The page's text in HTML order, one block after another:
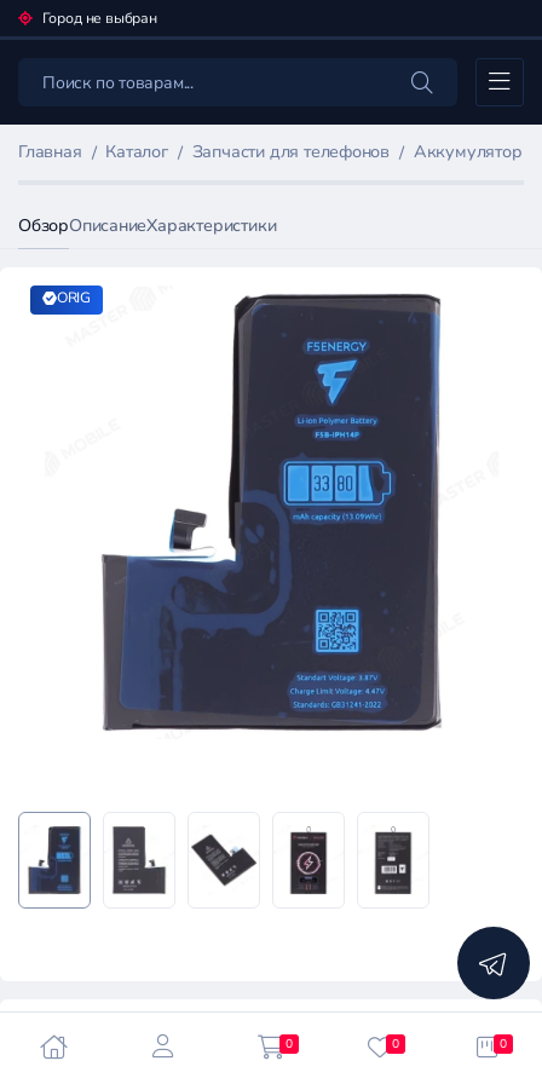
Город не выбран
Каталог
Главная Каталог Запчасти для телефонов Аккумуляторы
ОбзорОписаниеХарактеристики
ORIG
5.0
0 0 0